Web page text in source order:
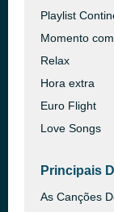
Playlist
Momento
Relax
Hora extra
Euro Flight
Love Songs
Principais
As Canções